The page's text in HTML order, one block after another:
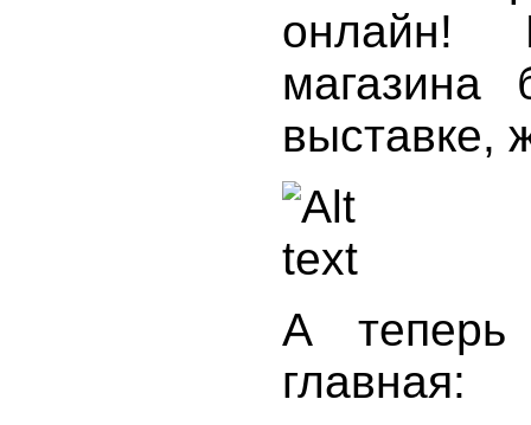
онлайн!
магазина
выставке,
А
главная: